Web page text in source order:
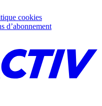
cookies
d’abonnement